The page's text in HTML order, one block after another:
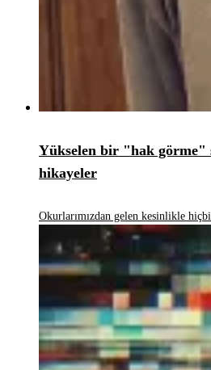
Yükselen bir "hak görme"
hikayeler
Okurlarımızdan gelen kesinlikle